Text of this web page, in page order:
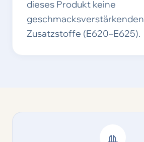
dieses Produkt keine
geschmacksverstärkenden
Zusatzstoffe (E620–E625).